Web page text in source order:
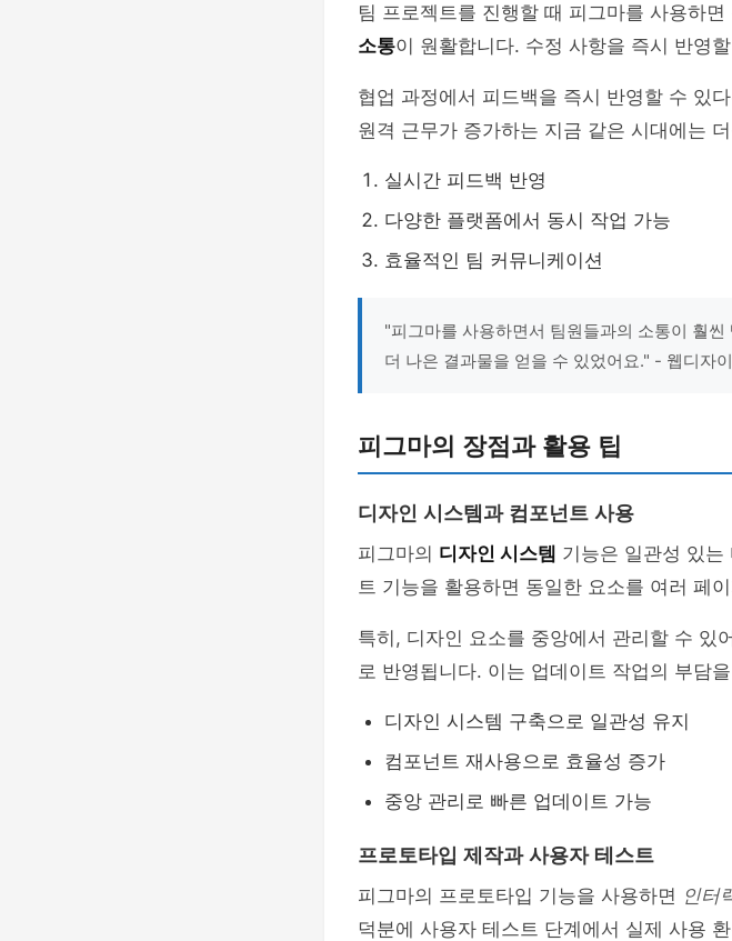
팀 프로젝트를 진행할 때 피그마를 사용하
소통이 원활합니다. 수정 사항을 즉시 반영
협업 과정에서 피드백을 즉시 반영할 수 있
원격 근무가 증가하는 지금 같은 시대에는
실시간 피드백 반영
다양한 플랫폼에서 동시 작업 가능
효율적인 팀 커뮤니케이션
"피그마를 사용하면서 팀원들과의 소통이 훨
더 나은 결과물을 얻을 수 있었어요." - 웹디자
피그마의 장점과 활용 팁
디자인 시스템과 컴포넌트 사용
피그마의 디자인 시스템 기능은 일관성 있는
트 기능을 활용하면 동일한 요소를 여러 페
특히, 디자인 요소를 중앙에서 관리할 수 있
로 반영됩니다. 이는 업데이트 작업의 부담
디자인 시스템 구축으로 일관성 유지
컴포넌트 재사용으로 효율성 증가
중앙 관리로 빠른 업데이트 가능
프로토타입 제작과 사용자 테스트
피그마의 프로토타입 기능을 사용하면 인터
덕분에 사용자 테스트 단계에서 실제 사용